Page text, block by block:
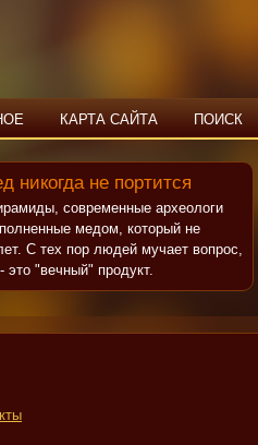
КАРТА САЙТА ПОИСК
никогда не портится
современные археологи
медом, который не
С тех пор людей мучает вопрос,
это "вечный" продукт.